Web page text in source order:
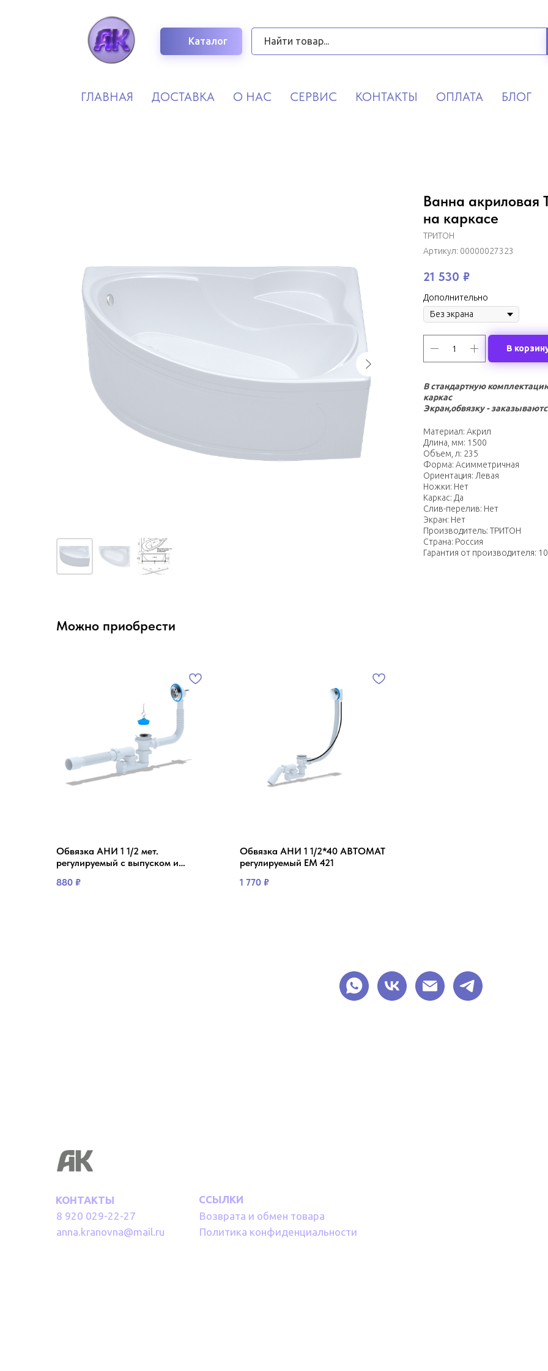
Каталог
ГЛАВНАЯ ДОСТАВКА О НАС СЕРВИС КОНТАКТЫ ОПЛАТА БЛОГ
Ванна
на каркасе
ТРИТОН
Артикул: 00000027323
21 530 ₽
Дополнительно
В
В стандартную
каркас
Экран,обвязку -
Материал: Акрил
Длина, мм: 1500
Объем, л: 235
Форма: Асимметричная
Ориентация: Левая
Ножки: Нет
Каркас: Да
Слив-перелив: Нет
Экран: Нет
Производитель: ТРИТОН
Страна: Россия
Гарантия от производителя:
Можно приобрести
Обвязка АНИ 1 1/2 мет.
регулируемый с выпуском и
880 ₽
Обвязка АНИ 1 1/2*40 АВТОМАТ
регулируемый ЕМ 421
1 770 ₽
КОНТАКТЫ
8 920 029-22-27
anna.kranovna@mail.ru
ССЫЛКИ
Возврата и обмен товара
Политика конфиденциальности